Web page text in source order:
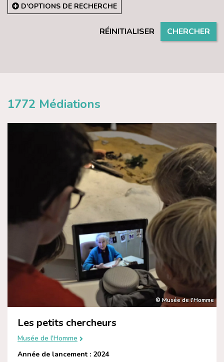
D'OPTIONS DE RECHERCHE
RÉINITIALISER
1772 Médiations
© Musée de l'Homme
Les petits chercheurs
Musée de l'Homme
Année de lancement : 2024